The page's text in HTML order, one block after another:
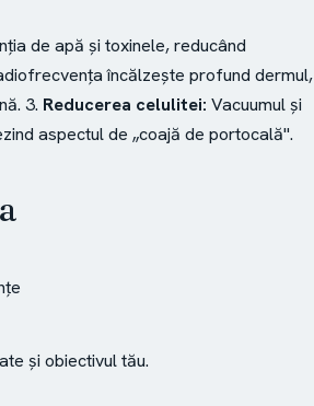
de apă și toxinele, reducând
încălzește profund dermul,
3. Reducerea celulitei: Vacuumul și
aspectul de „coajă de portocală".
și obiectivul tău.